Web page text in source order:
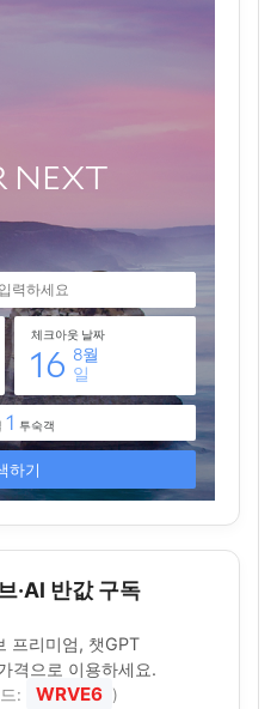
·AI 반값 구독
프리미엄, 챗GPT
격으로 이용하세요.
: WRVE6 )